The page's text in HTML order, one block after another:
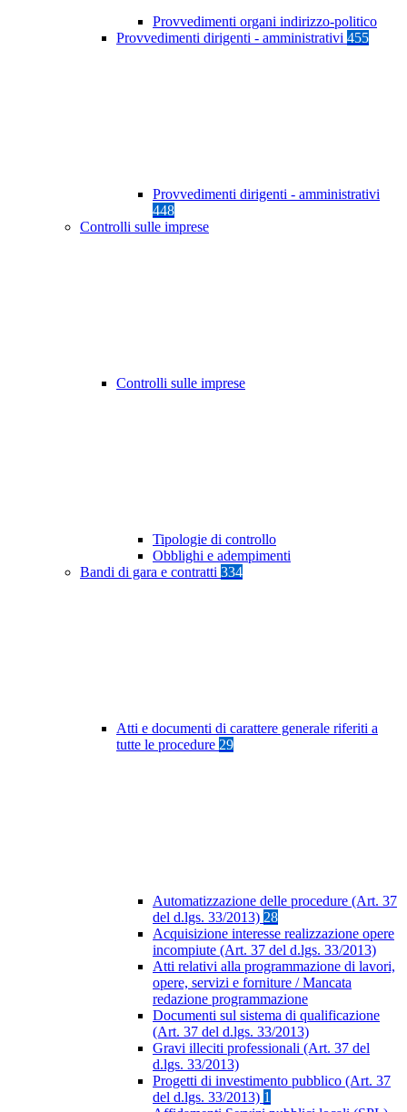
Provvedimenti organi indirizzo-politico
Provvedimenti dirigenti - amministrativi 455
Provvedimenti dirigenti - amministrativi
448
Controlli sulle imprese
Controlli sulle imprese
Tipologie di controllo
Obblighi e adempimenti
Bandi di gara e contratti 334
Atti e documenti di carattere generale riferiti a
tutte le procedure 29
Automatizzazione delle procedure (Art. 37
del d.lgs. 33/2013) 28
Acquisizione interesse realizzazione opere
incompiute (Art. 37 del d.lgs. 33/2013)
Atti relativi alla programmazione di lavori,
opere, servizi e forniture / Mancata
redazione programmazione
Documenti sul sistema di qualificazione
(Art. 37 del d.lgs. 33/2013)
Gravi illeciti professionali (Art. 37 del
d.lgs. 33/2013)
Progetti di investimento pubblico (Art. 37
del d.lgs. 33/2013) 1